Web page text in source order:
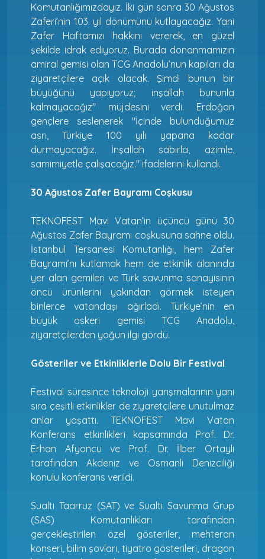
Komutanlığımızdayız. İki gün sonra 30 Ağustos
Zaferi’nin 103. yıl dönümünü kutlayacağız. Yani
Zafer Haftamızı hakkını vererek, en güzel
şekilde idrak ediyoruz. Burada donanmamızın
amiral gemisi olan TCG Anadolu’nun kapıları da
ziyaretçilere açık olacak. Şimdi bunun bir
büyüğünü yapıyoruz; inşallah bununla
kalmayacağız" müjdesini verdi. Erdoğan
gençlere seslenerek "İçinde bulunduğumuz
asrı, Türkiye 100 yılı yapana kadar
durmayacağız. İnşallah sabırla, azimle,
samimiyetle çalışacağız." ifadelerini kullandı.
30 Ağustos Zafer Bayramı Coşkusu
TEKNOFEST Mavi Vatan’ın üçüncü günü 30
Ağustos Zafer Bayramı coşkusuna sahne oldu.
İstanbul Tersanesi Komutanlığı, hem Zafer
Bayramı’nı kutlamak hem de etkinlik alanında
yer alan gemileri ve Türk savunma sanayisinin
öncü ürünlerini yakından görmek isteyen
binlerce vatandaşı ağırladı. Türkiye’nin en
büyük askeri gemisi TCG Anadolu,
ziyaretçilerden yoğun ilgi gördü.
Gösteriler ve Etkinliklerle Dolu Bir Festival
Festival süresince teknoloji yarışmalarının yanı
sıra çeşitli etkinlikler de ziyaretçilere unutulmaz
anlar yaşattı. TEKNOFEST Mavi Vatan
Konferans etkinlikleri kapsamında Prof. Dr.
Erhan Afyoncu ve Prof. Dr. İlber Ortaylı
tarafından Akdeniz ve Osmanlı Denizciliği
konulu konferans verildi.
Sualtı Taarruz (SAT) ve Sualtı Savunma Grup
(SAS) Komutanlıkları tarafından
gerçekleştirilen özel gösteriler, mehteran
konseri, bilim şovları, tiyatro gösterileri, dragon